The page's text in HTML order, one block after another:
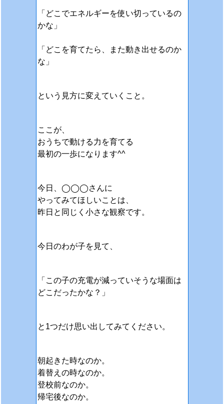
「どこでエネルギーを使い切っているの
かな」
「どこを育てたら、また動き出せるのか
な」
という見方に変えていくこと。
ここが、
おうちで動ける力を育てる
最初の一歩になります^^
今日、◯◯◯さんに
やってみてほしいことは、
昨日と同じく小さな観察です。
今日のわが子を見て、
「この子の充電が減っていそうな場面は
どこだったかな？」
と1つだけ思い出してみてください。
朝起きた時なのか。
着替えの時なのか。
登校前なのか。
帰宅後なのか。